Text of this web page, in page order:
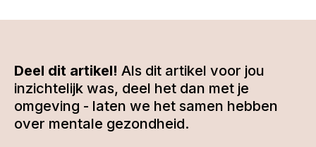
Deel dit artikel! Als dit artikel voor jou
inzichtelijk was, deel het dan met je
omgeving - laten we het samen hebben
over mentale gezondheid.